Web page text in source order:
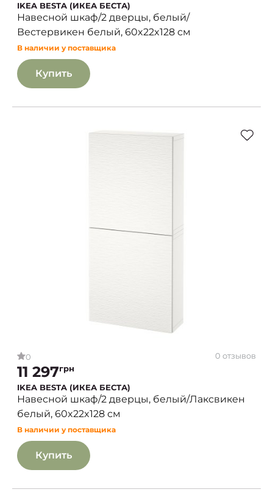
IKEA BESTA (ИКЕА БЕСТА)
Навесной шкаф/2 дверцы, белый/
Вестервикен белый, 60x22x128 см
В наличии у поставщика
Купить
0 0 отзывов
11 297грн
IKEA BESTA (ИКЕА БЕСТА)
Навесной шкаф/2 дверцы, белый/Лаксвикен
белый, 60x22x128 см
В наличии у поставщика
Купить